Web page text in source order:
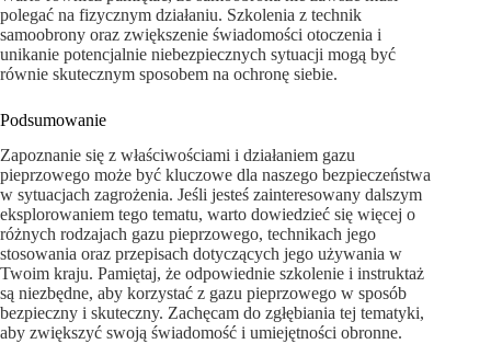
polegać na fizycznym działaniu. Szkolenia z technik
samoobrony oraz zwiększenie świadomości otoczenia i
unikanie potencjalnie niebezpiecznych sytuacji mogą być
równie skutecznym sposobem na ochronę siebie.
Podsumowanie
Zapoznanie się z właściwościami i działaniem gazu
pieprzowego może być kluczowe dla naszego bezpieczeństwa
w sytuacjach zagrożenia. Jeśli jesteś zainteresowany dalszym
eksplorowaniem tego tematu, warto dowiedzieć się więcej o
różnych rodzajach gazu pieprzowego, technikach jego
stosowania oraz przepisach dotyczących jego używania w
Twoim kraju. Pamiętaj, że odpowiednie szkolenie i instruktaż
są niezbędne, aby korzystać z gazu pieprzowego w sposób
bezpieczny i skuteczny. Zachęcam do zgłębiania tej tematyki,
aby zwiększyć swoją świadomość i umiejętności obronne.